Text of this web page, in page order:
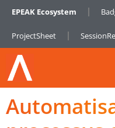
EPEAK Ecosystem
ProjectSheet